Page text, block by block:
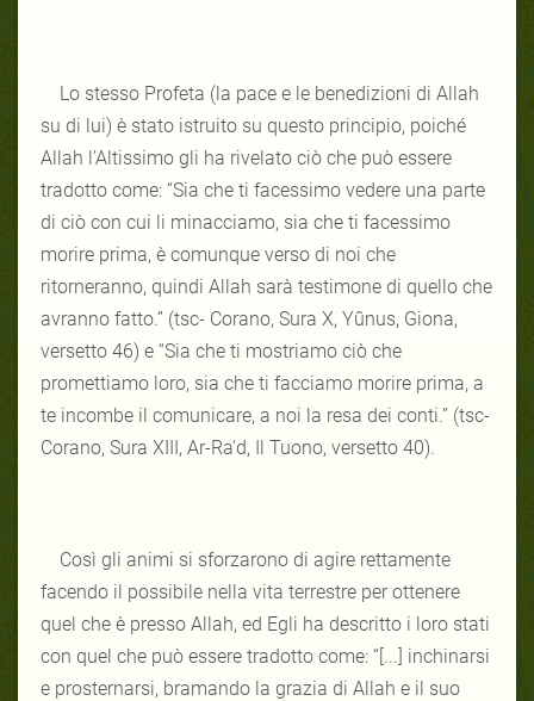
Lo stesso Profeta (la pace e le benedizioni di Allah
su di lui) è stato istruito su questo principio, poiché
Allah l’Altissimo gli ha rivelato ciò che può essere
tradotto come: “Sia che ti facessimo vedere una parte
di ciò con cui li minacciamo, sia che ti facessimo
morire prima, è comunque verso di noi che
ritorneranno, quindi Allah sarà testimone di quello che
avranno fatto.” (tsc- Corano, Sura X, Yûnus, Giona,
versetto 46) e “Sia che ti mostriamo ciò che
promettiamo loro, sia che ti facciamo morire prima, a
te incombe il comunicare, a noi la resa dei conti.” (tsc-
Corano, Sura XIII, Ar-Ra'd, Il Tuono, versetto 40).
Così gli animi si sforzarono di agire rettamente
facendo il possibile nella vita terrestre per ottenere
quel che è presso Allah, ed Egli ha descritto i loro stati
con quel che può essere tradotto come: “[...] inchinarsi
e prosternarsi, bramando la grazia di Allah e il suo